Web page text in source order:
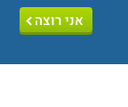
אני רוצה